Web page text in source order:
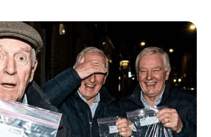
vorhanden):
oder Freizeitziel *: